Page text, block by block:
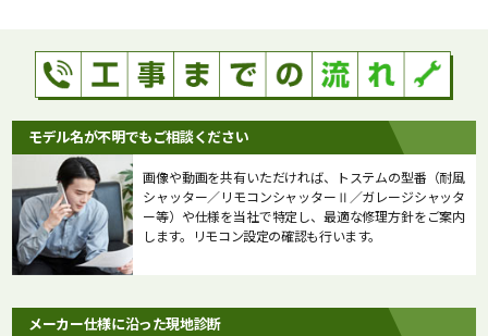
モデル名が不明でもご相談ください
画像や動画を共有いただければ、トステムの型番（耐風
シャッター／リモコンシャッターⅡ／ガレージシャッタ
ー等）や仕様を当社で特定し、最適な修理方針をご案内
します。リモコン設定の確認も行います。
メーカー仕様に沿った現地診断